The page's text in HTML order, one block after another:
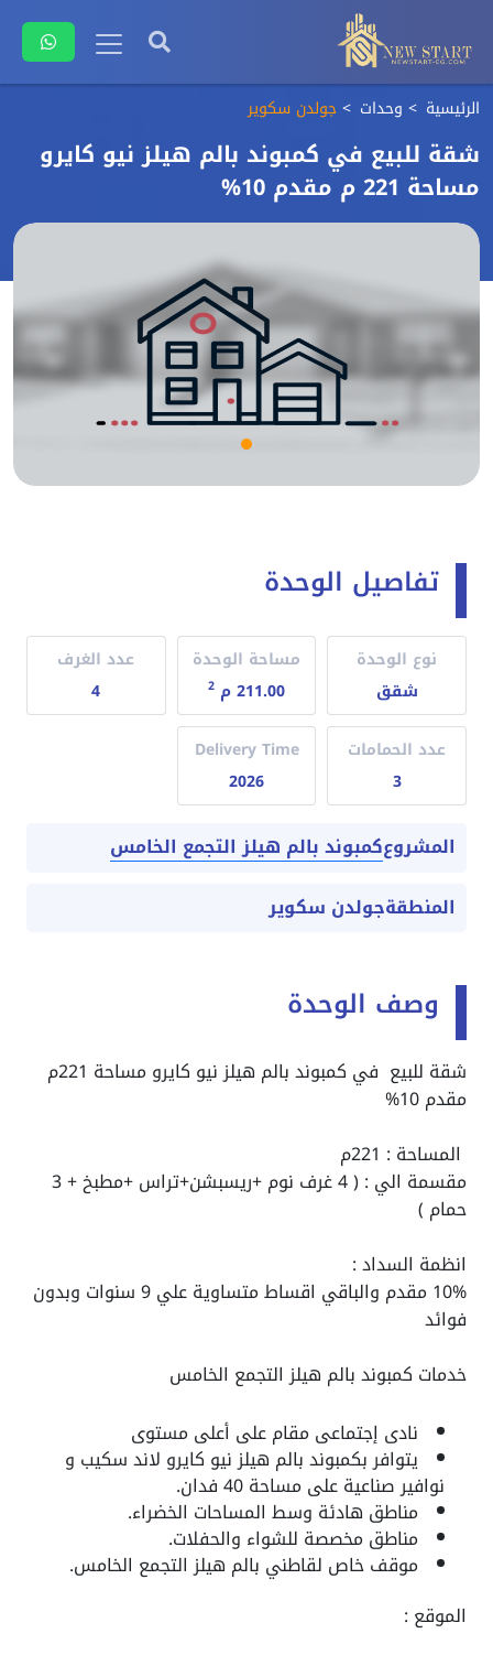
الرئيسية وحدات جولدن سكوير
شقة للبيع في كمبوند بالم هيلز نيو كايرو
مساحة 221 م مقدم 10%
تفاصيل الوحدة
نوع الوحدة
شقق
مساحة الوحدة
211.00 م
2
عدد الغرف
4
عدد الحمامات
3
Delivery Time
2026
المشروعكمبوند بالم هيلز التجمع الخامس
المنطقةجولدن سكوير
وصف الوحدة
شقة للبيع في كمبوند بالم هيلز نيو كايرو مساحة 221م
مقدم 10%
المساحة : 221م
مقسمة الي : ( 4 غرف نوم +ريسبشن+تراس +مطبخ + 3
حمام )
انظمة السداد :
10% مقدم والباقي اقساط متساوية علي 9 سنوات وبدون
فوائد
خدمات كمبوند بالم هيلز التجمع الخامس
نادى إجتماعى مقام على أعلى مستوى
يتوافر بكمبوند بالم هيلز نيو كايرو لاند سكيب و
نوافير صناعية على مساحة 40 فدان.
مناطق هادئة وسط المساحات الخضراء.
مناطق مخصصة للشواء والحفلات.
موقف خاص لقاطني بالم هيلز التجمع الخامس.
الموقع :